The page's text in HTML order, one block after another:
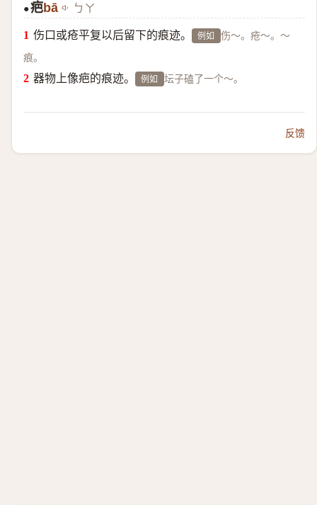
●疤bā ㄅㄚ
伤口或疮平复以后留下的痕迹。 例如 伤～。疮～。～
痕。
器物上像疤的痕迹。 例如 坛子磕了一个～。
反馈